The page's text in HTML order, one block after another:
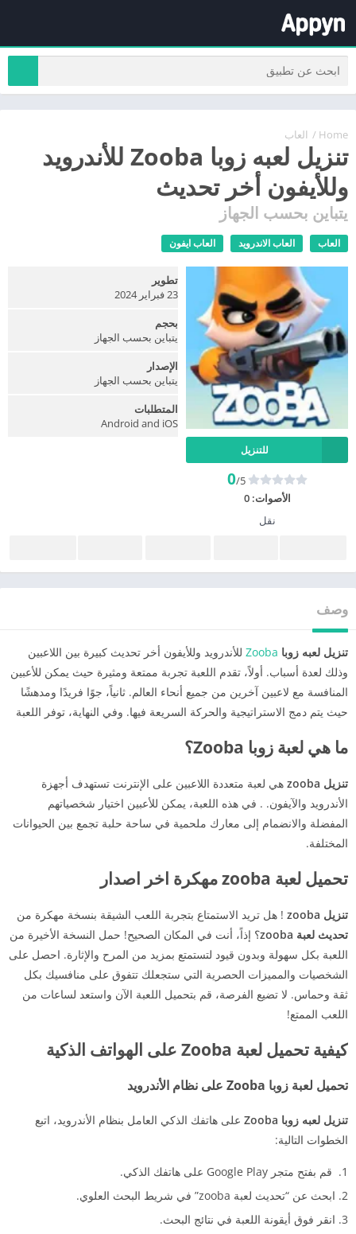
Home
/ العاب
تنزيل لعبه زوبا Zooba للأندرويد
وللأيفون أخر تحديث
يتباين بحسب الجهاز
العاب العاب الاندرويد العاب ايفون
للتنزيل
0/5
الأصوات:0
نقل
تطوير
23 فبراير 2024
بحجم
يتباين بحسب الجهاز
الإصدار
يتباين بحسب الجهاز
المتطلبات
Android and iOS
وصف
تنزيل لعبه زوبا Zooba للأندرويد وللأيفون أخر تحديث كبيرة بين اللاعبين
وذلك لعدة أسباب. أولاً، تقدم اللعبة تجربة ممتعة ومثيرة حيث يمكن للأعبين
المنافسة مع لاعبين آخرين من جميع أنحاء العالم. ثانياً، جوًا فريدًا ومدهشًا
حيث يتم دمج الاستراتيجية والحركة السريعة فيها. وفي النهاية، توفر اللعبة
ما هي لعبة زوبا Zooba؟
تنزيل zooba
هي لعبة متعددة اللاعبين على الإنترنت تستهدف أجهزة
الأندرويد والآيفون. . في هذه اللعبة، يمكن للأعبين اختيار شخصياتهم
المفضلة والانضمام إلى معارك ملحمية في ساحة حلبة تجمع بين الحيوانات
المختلفة.
تحميل لعبة zooba مهكرة اخر اصدار
تنزيل zooba
! هل تريد الاستمتاع بتجربة اللعب الشيقة بنسخة مهكرة من
تحديث لعبة zooba
؟ إذاً، أنت في المكان الصحيح! حمل النسخة الأخيرة من
اللعبة بكل سهولة وبدون قيود لتستمتع بمزيد من المرح والإثارة. احصل على
الشخصيات والمميزات الحصرية التي ستجعلك تتفوق على منافسيك بكل
ثقة وحماس. لا تضيع الفرصة، قم بتحميل اللعبة الآن واستعد لساعات من
اللعب الممتع!
كيفية تحميل لعبة Zooba على الهواتف الذكية
تحميل لعبة زوبا Zooba على نظام الأندرويد
تنزيل لعبه زوبا Zooba
على هاتفك الذكي العامل بنظام الأندرويد، اتبع
الخطوات التالية:
قم بفتح متجر Google Play على هاتفك الذكي.
ابحث عن “تحديث لعبة zooba” في شريط البحث العلوي.
انقر فوق أيقونة اللعبة في نتائج البحث.